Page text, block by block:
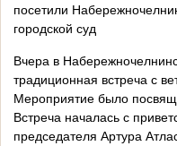
посетили
городской суд
Вчера в
традиционная встреча с
Мероприятие было
Встреча началась с
председателя Артура